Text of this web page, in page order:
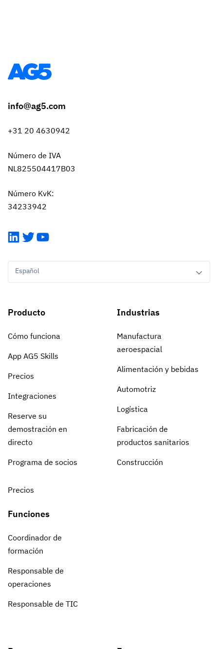
info@ag5.com
+31 20 4630942
Número de IVA
NL825504417B03
Número KvK:
34233942
LinkedIn
TwitterYouTube
Español
Producto
Cómo funciona
App AG5 Skills
Precios
Integraciones
Reserve su
demostración en
directo
Programa de socios
Precios
Funciones
Coordinador de
formación
Responsable de
operaciones
Responsable de TIC
Industrias
Manufactura
aeroespacial
Alimentación y bebidas
Automotriz
Logística
Fabricación de
productos sanitarios
Construcción